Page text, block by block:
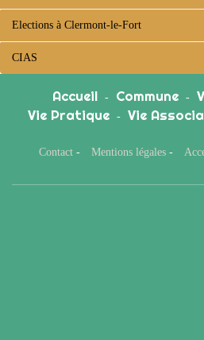
Elections à Clermont-le-Fort
CIAS
Accueil - Commune -
Vie Pratique - Vie
Contact - Mentions légales -